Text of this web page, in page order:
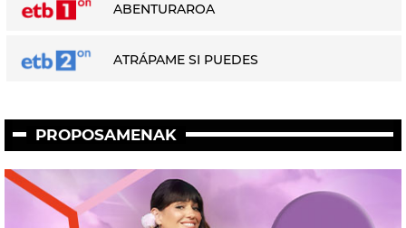
ABENTURAROA
ATRÁPAME SI PUEDES
PROPOSAMENAK